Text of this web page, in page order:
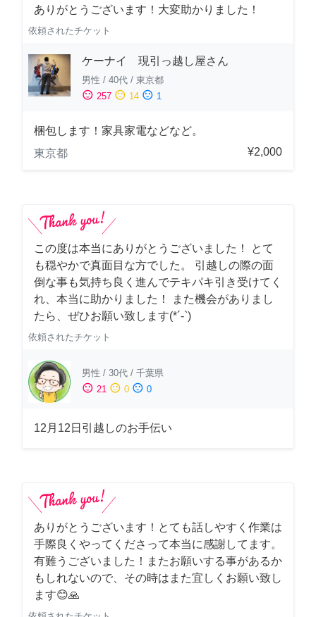
ありがとうございます！大変助かりました！
依頼されたチケット
ケーナイ 現引っ越し屋さん
男性 / 40代 / 東京都
sentiment_satisfied 257 sentiment_neutral 14 sentiment_dissatisfied 1
梱包します！家具家電などなど。
東京都
¥2,000
この度は本当にありがとうございました！ とて
も穏やかで真面目な方でした。 引越しの際の面
倒な事も気持ち良く進んでテキパキ引き受けてく
れ、本当に助かりました！ また機会がありまし
たら、ぜひお願い致します(*´-`)
依頼されたチケット
男性 / 30代 / 千葉県
sentiment_satisfied 21 sentiment_neutral 0 sentiment_dissatisfied 0
12月12日引越しのお手伝い
ありがとうございます！とても話しやすく作業は
手際良くやってくださって本当に感謝してます。
有難うございました！またお願いする事があるか
もしれないので、その時はまた宜しくお願い致し
ます😊🙏